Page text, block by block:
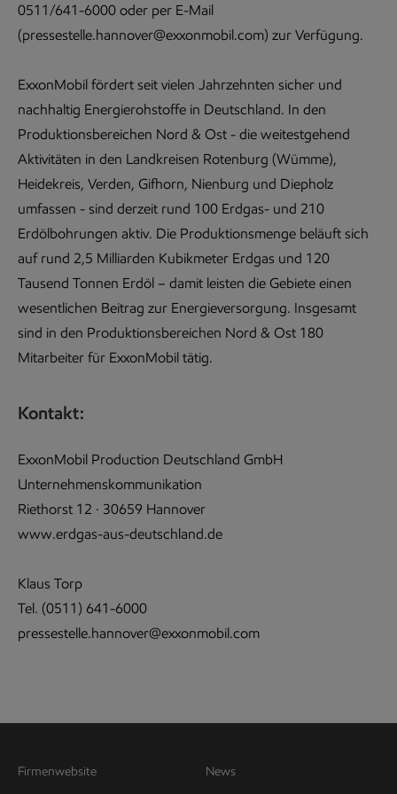
0511/641-6000 oder per E-Mail
(pressestelle.hannover@exxonmobil.com) zur Verfügung.
ExxonMobil fördert seit vielen Jahrzehnten sicher und
nachhaltig Energierohstoffe in Deutschland. In den
Produktionsbereichen Nord & Ost - die weitestgehend
Aktivitäten in den Landkreisen Rotenburg (Wümme),
Heidekreis, Verden, Gifhorn, Nienburg und Diepholz
umfassen - sind derzeit rund 100 Erdgas- und 210
Erdölbohrungen aktiv. Die Produktionsmenge beläuft sich
auf rund 2,5 Milliarden Kubikmeter Erdgas und 120
Tausend Tonnen Erdöl – damit leisten die Gebiete einen
wesentlichen Beitrag zur Energieversorgung. Insgesamt
sind in den Produktionsbereichen Nord & Ost 180
Mitarbeiter für ExxonMobil tätig.
Kontakt:
ExxonMobil Production Deutschland GmbH
Unternehmenskommunikation
Riethorst 12 · 30659 Hannover
www.erdgas-aus-deutschland.de
Klaus Torp
Tel. (0511) 641-6000
pressestelle.hannover@exxonmobil.com
Firmenwebsite News